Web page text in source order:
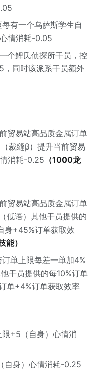
有一个乌萨斯学生自
情消耗-0.05
个鲤氏侦探所干员，控
同时该派系干员额外
贸易站高品质金属订单
裁缝β）提升当前贸易
消耗-0.25 （1000龙
贸易站高品质金属订单
低语）其他干员提供的
身+45%订单获取效
能）
单上限每差一单加4%
干员提供的每10%订单
单+4%订单获取效率
+5（自身）心情消
自身）心情消耗-0.25